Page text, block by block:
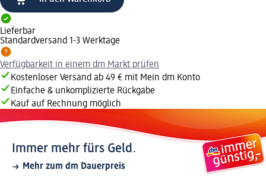
Lieferbar
Standardversand 1-3 Werktage
Verfügbarkeit in einem dm Markt prüfen
Kostenloser Versand ab 49 € mit Mein dm Konto
Einfache & unkomplizierte Rückgabe
Kauf auf Rechnung möglich
Immer mehr fürs Geld.
Mehr zum dm Dauerpreis